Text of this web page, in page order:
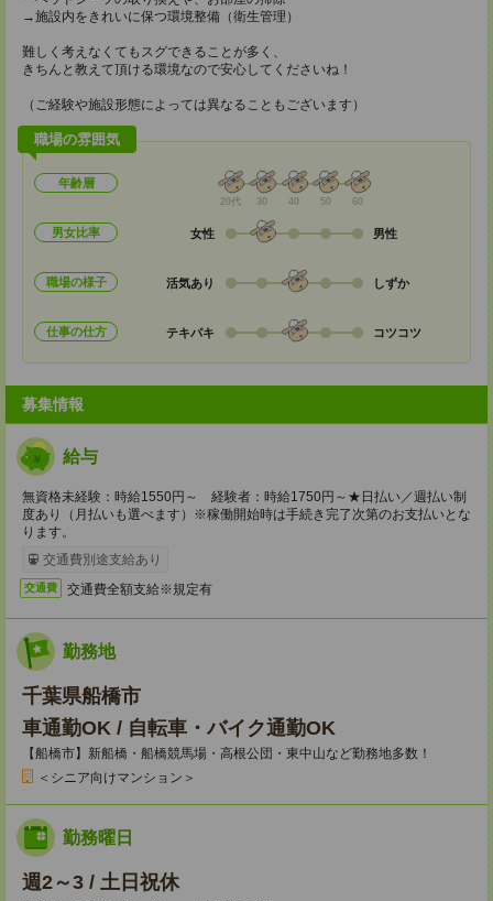
→施設内をきれいに保つ環境整備（衛生管理）
難しく考えなくてもスグできることが多く、
きちんと教えて頂ける環境なので安心してくださいね！
（ご経験や施設形態によっては異なることもございます）
職場の雰囲気
年齢層
20代 30 40 50 60
男女比率 女性 男性
職場の様子 活気あり しずか
仕事の仕方 テキパキ コツコツ
募集情報
給与
無資格未経験：時給1550円～ 経験者：時給1750円～★日払い／週払い制
度あり（月払いも選べます）※稼働開始時は手続き完了次第のお支払いとな
ります。
交通費別途支給あり
交通費 交通費全額支給※規定有
勤務地
千葉県船橋市
車通勤OK / 自転車・バイク通勤OK
【船橋市】新船橋・船橋競馬場・高根公団・東中山など勤務地多数！
＜シニア向けマンション＞
勤務曜日
週2～3 / 土日祝休